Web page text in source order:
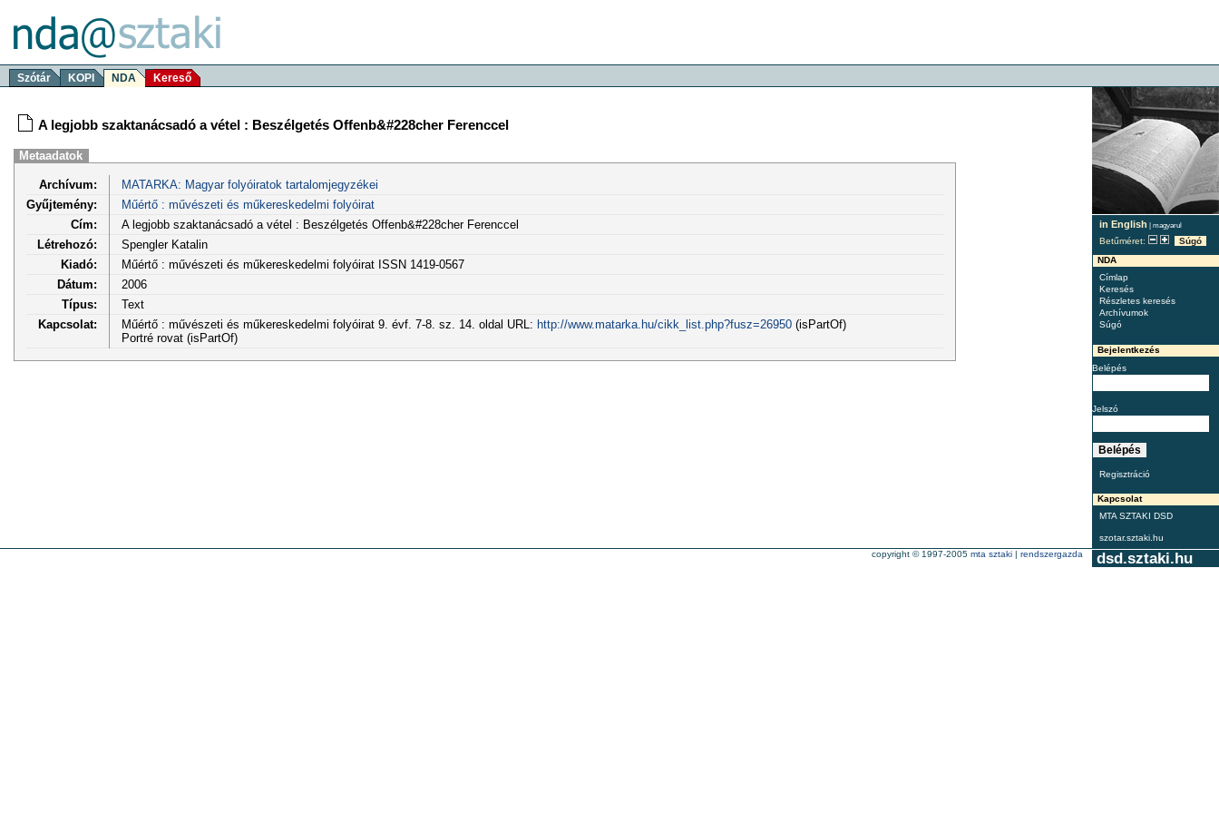
Szótár KOPI NDA Kereső
in English | magyarul
Betűméret:
Súgó
NDA
Címlap
Keresés
Részletes keresés
Archívumok
Súgó
Bejelentkezés
Belépés
Jelszó
Regisztráció
Kapcsolat
MTA SZTAKI DSD
szotar.sztaki.hu
A legjobb szaktanácsadó a vétel : Beszélgetés Offenb&#228cher Ferenccel
Metaadatok
Archívum:
MATARKA: Magyar folyóiratok tartalomjegyzékei
Gyűjtemény:
Műértő : művészeti és műkereskedelmi folyóirat
Cím:
A legjobb szaktanácsadó a vétel : Beszélgetés Offenb&#228cher Ferenccel
Létrehozó:
Spengler Katalin
Kiadó:
Műértő : művészeti és műkereskedelmi folyóirat ISSN 1419-0567
Dátum:
2006
Típus:
Text
Kapcsolat:
Műértő : művészeti és műkereskedelmi folyóirat 9. évf. 7-8. sz. 14. oldal URL: http://www.matarka.hu/cikk_list.php?fusz=26950(isPartOf)
Portré rovat (isPartOf)
dsd.sztaki.hu
copyright © 1997-2005 mta sztaki | rendszergazda